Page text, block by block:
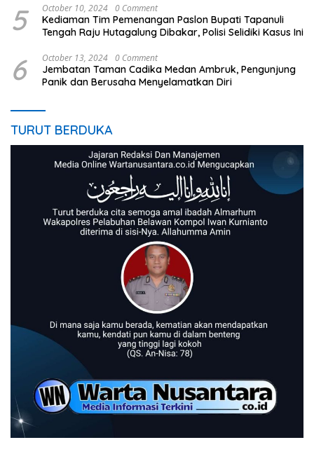
5 October 10, 2024 0 Comment
Kediaman Tim Pemenangan Paslon Bupati Tapanuli
Tengah Raju Hutagalung Dibakar, Polisi Selidiki Kasus Ini
6 October 13, 2024 0 Comment
Jembatan Taman Cadika Medan Ambruk, Pengunjung
Panik dan Berusaha Menyelamatkan Diri
TURUT BERDUKA